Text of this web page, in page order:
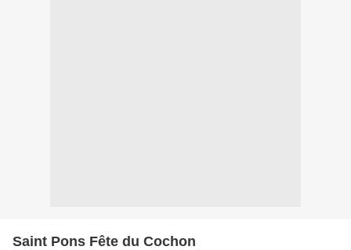
Saint Pons Fête du Cochon